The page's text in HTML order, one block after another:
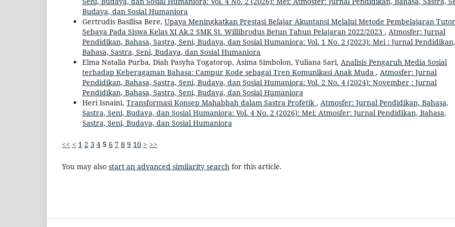
Budaya, dan Sosial Humaniora
Gertrudis Basilisa Bere, Upaya Meningkatkan Prestasi Belajar Akuntansi Melalui Metode Pembelajaran Tutor
Sebaya Pada Siswa Kelas XI Ak.2 SMK St. Willibrodus Betun Tahun Pelajaran 2022/2023 , Atmosfer: Jurnal
Pendidikan, Bahasa, Sastra, Seni, Budaya, dan Sosial Humaniora: Vol. 1 No. 2 (2023): Mei : Jurnal Pendidikan,
Bahasa, Sastra, Seni, Budaya, dan Sosial Humaniora
Elma Natalia Purba, Diah Pasyha Togatorop, Asima Simbolon, Yuliana Sari, Analisis Pengaruh Media Sosial
terhadap Keberagaman Bahasa: Campur Kode sebagai Tren Komunikasi Anak Muda , Atmosfer: Jurnal
Pendidikan, Bahasa, Sastra, Seni, Budaya, dan Sosial Humaniora: Vol. 2 No. 4 (2024): November : Jurnal
Pendidikan, Bahasa, Sastra, Seni, Budaya, dan Sosial Humaniora
Heri Isnaini, Transformasi Konsep Mahabbah dalam Sastra Profetik, Atmosfer: Jurnal Pendidikan, Bahasa,
Sastra, Seni, Budaya, dan Sosial Humaniora: Vol. 4 No. 2 (2026): Mei: Atmosfer: Jurnal Pendidikan, Bahasa,
Sastra, Seni, Budaya, dan Sosial Humaniora
<< < 1 2 3 4 5 6 7 8 9 10 > >>
You may also start an advanced similarity search for this article.